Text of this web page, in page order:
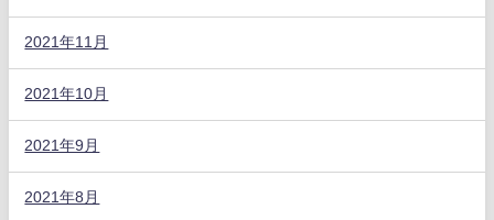
2021年11月
2021年10月
2021年9月
2021年8月